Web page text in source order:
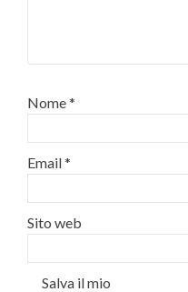
Nome*
Email*
Sito web
Salva il mio